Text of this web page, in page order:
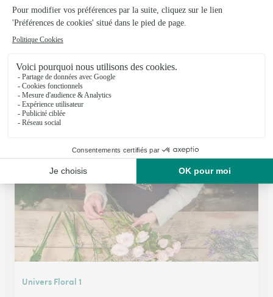
Au Sabot de Venus
Aixe Sur Vienne
★★★ ★★4.3 (71)
Voir la boutique
Univers Floral 1